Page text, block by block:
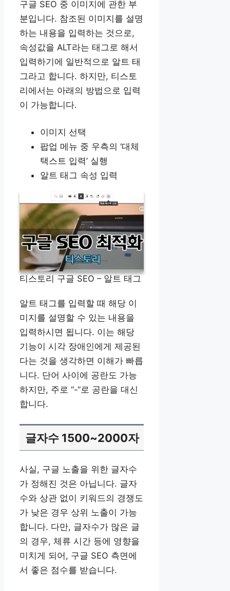
구글 SEO 중 이미지에 관한 부
분입니다. 참조된 이미지를 설명
하는 내용을 입력하는 것으로,
속성값을 ALT라는 태그로 해서
입력하기에 일반적으로 알트 태
그라고 합니다. 하지만, 티스토
리에서는 아래의 방법으로 입력
이 가능합니다.
이미지 선택
팝업 메뉴 중 우측의 ‘대체
택스트 입력’ 실행
알트 태그 속성 입력
티스토리 구글 SEO – 알트 태그
알트 태그를 입력할 때 해당 이
미지를 설명할 수 있는 내용을
입력하시면 됩니다. 이는 해당
기능이 시각 장애인에게 제공된
다는 것을 생각하면 이해가 빠릅
니다. 단어 사이에 공란도 가능
하지만, 주로 “-“로 공란을 대신
합니다.
글자수 1500~2000자
사실, 구글 노출을 위한 글자수
가 정해진 것은 아닙니다. 글자
수와 상관 없이 키워드의 경쟁도
가 낮은 경우 상위 노출이 가능
합니다. 다만, 글자수가 많은 글
의 경우, 체류 시간 등에 영향을
미치게 되어, 구글 SEO 측면에
서 좋은 점수를 받습니다.